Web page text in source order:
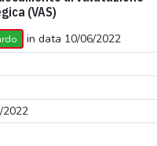
(VAS)
in data 10/06/2022
2022